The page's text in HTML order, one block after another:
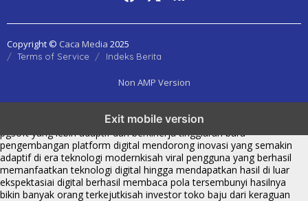
Copyright © Caca Media 2025
Terms of Service Indeks Berita
Non AMP Version
Exit mobile version
menghadirkan inovasi berkualitasai digital menjadi kunci analisis data
pgsoft yang lebih adaptif dan berkinerja tinggiarah baru
pengembangan platform digital mendorong inovasi yang semakin
adaptif di era teknologi modernkisah viral pengguna yang berhasil
memanfaatkan teknologi digital hingga mendapatkan hasil di luar
ekspektasiai digital berhasil membaca pola tersembunyi hasilnya
bikin banyak orang terkejutkisah investor toko baju dari keraguan